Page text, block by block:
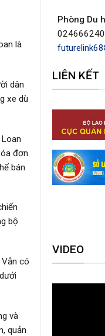
là
dân
xe dù
đơn
bán
bộ
có
và
quản
Phòng Du
LIÊN KẾT
VIDEO